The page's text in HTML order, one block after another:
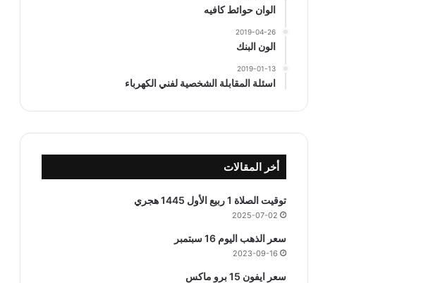
الوان حوائط كافيه
2019-04-26
الون البنك
2019-01-13
اسئلة المقابلة الشخصية لفني الكهرباء
أخر المقالات
توقيت الصلاة 1 ربيع الأول 1445 هجري
2025-07-02
سعر الذهب اليوم 16 سبتمبر
2023-09-16
سعر ايفون 15 برو ماكس